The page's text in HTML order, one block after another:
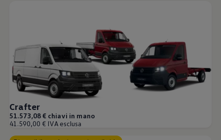
Allestimenti e personalizzazioni
Allestimenti chiavi in mano
Trasporto persone con disabilità
Listini e Dati tecnici
Veicoli in pronta consegna
Mobilità elettrica e Ibrida Plug-In
Guida sui veicoli elettrici e sulle batterie
Veicoli elettrici
Soluzioni di ricarica e autonomia
Simulatore dell’autonomia
Ricarica domestica
Ricarica in movimento
Crafter
51.573,08 € chiavi in mano
41.590,00 € IVA esclusa